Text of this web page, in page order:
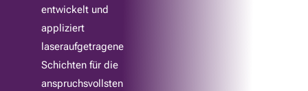
entwickelt und
appliziert
laseraufgetragene
Schichten für die
anspruchsvollsten